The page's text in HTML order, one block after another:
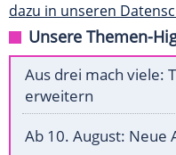
dazu in unseren
Unsere Themen-
Aus drei mach viele:
erweitern
Ab 10. August: Neue